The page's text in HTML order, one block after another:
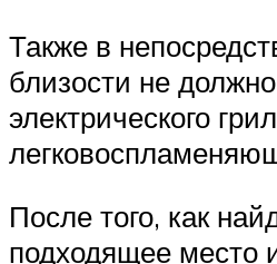
Также в
близости не
электрического
После того, как
подходящее место